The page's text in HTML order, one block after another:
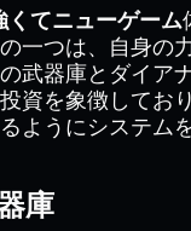
くてニューゲーム
一つは、自身の
武器庫とダイア
資を象徴してお
ようにシステム
庫